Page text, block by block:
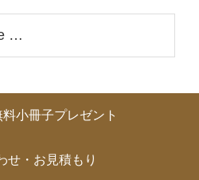
料小冊子プレゼント
せ・お見積もり